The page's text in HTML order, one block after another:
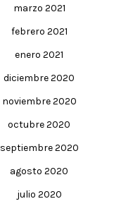
marzo 2021
febrero 2021
enero 2021
diciembre 2020
noviembre 2020
octubre 2020
septiembre 2020
agosto 2020
julio 2020